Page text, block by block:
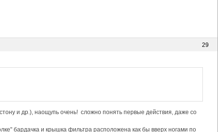
29
и др.), наощупь очень! сложно понять первые действия, даже со
бардачка и крышка фильтра расположена как бы вверх ногами по